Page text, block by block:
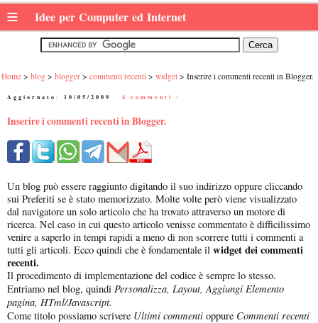
≡ Idee per Computer ed Internet
Home blog blogger commenti recenti widget Inserire i commenti recenti in Blogger.
Aggiornato: 10/05/2009 4 commenti :
Inserire i commenti recenti in Blogger.
Un blog può essere raggiunto digitando il suo indirizzo oppure cliccando
sui Preferiti se è stato memorizzato. Molte volte però viene visualizzato
dal navigatore un solo articolo che ha trovato attraverso un motore di
ricerca. Nel caso in cui questo articolo venisse commentato è difficilissimo
venire a saperlo in tempi rapidi a meno di non scorrere tutti i commenti a
tutti gli articoli. Ecco quindi che è fondamentale il widget dei commenti
recenti.
Il procedimento di implementazione del codice è sempre lo stesso.
Entriamo nel blog, quindi Personalizza, Layout, Aggiungi Elemento
pagina, HTml/Javascript.
Come titolo possiamo scrivere Ultimi commenti oppure Commenti recenti